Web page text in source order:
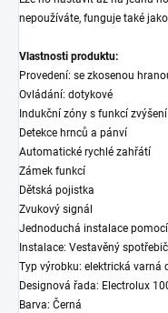
nepoužíváte, funguje také
Vlastnosti produktu:
Provedení: se zkosenou
Ovládání: dotykové
Indukční zóny s funkcí
Detekce hrnců a pánví
Automatické rychlé zahřátí
Zámek funkcí
Dětská pojistka
Zvukový signál
Jednoduchá instalace
Instalace: Vestavěný spotřebič
Typ výrobku: elektrická varná
Designová řada: Electrolux
Barva: Černá